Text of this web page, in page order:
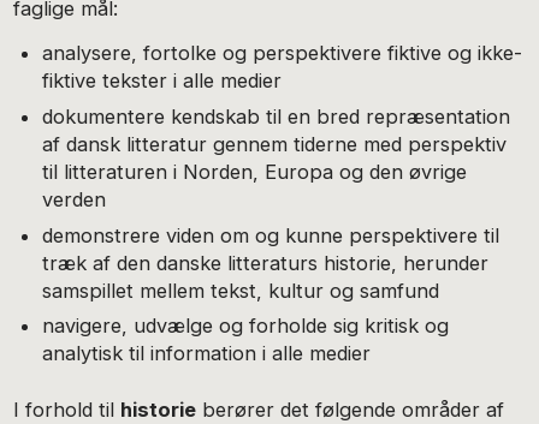
faglige mål:
analysere, fortolke og perspektivere fiktive og ikke-
fiktive tekster i alle medier
dokumentere kendskab til en bred repræsentation
af dansk litteratur gennem tiderne med perspektiv
til litteraturen i Norden, Europa og den øvrige
verden
demonstrere viden om og kunne perspektivere til
træk af den danske litteraturs historie, herunder
samspillet mellem tekst, kultur og samfund
navigere, udvælge og forholde sig kritisk og
analytisk til information i alle medier
I forhold til historie berører det følgende områder af